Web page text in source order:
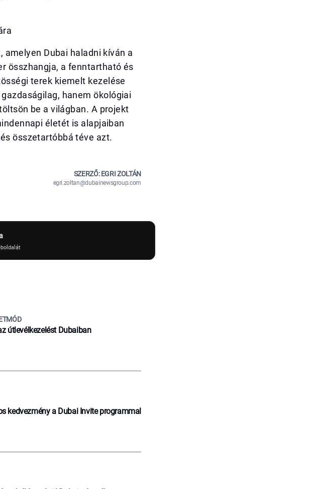
Dubai haladni kíván a
összhangja, a fenntartható és
terek kiemelt kezelése
hanem ökológiai
be a világban. A projekt
életét is alapjaiban
összetartóbbá téve azt.
SZERZŐ: EGRI ZOLTÁN
egri.zoltan@dubainewsgroup.com
útlevélkezelést Dubaiban
kedvezmény a Dubai Invite programmal